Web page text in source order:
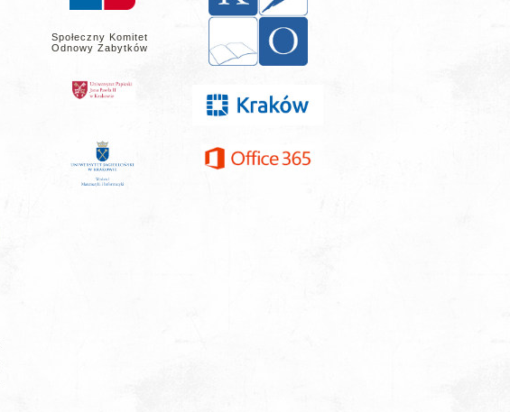
Społeczny Komitet
Odnowy Zabytków